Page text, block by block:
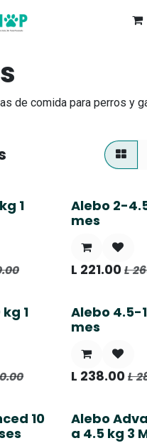
de comida para perros y
1
Alebo 2-
mes
L 221.00L
1
Alebo 4.5-
mes
L 238.00L
10
Alebo
a 4.5 kg 3